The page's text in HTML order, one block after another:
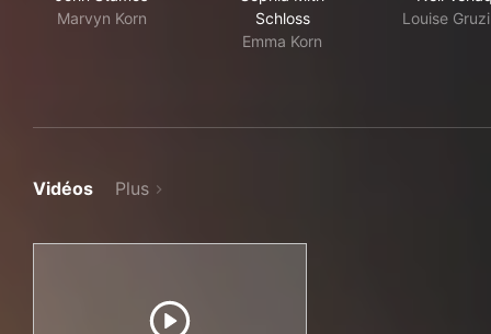
Marvyn Korn
Schloss
Emma Korn
Louise
Vidéos Plus